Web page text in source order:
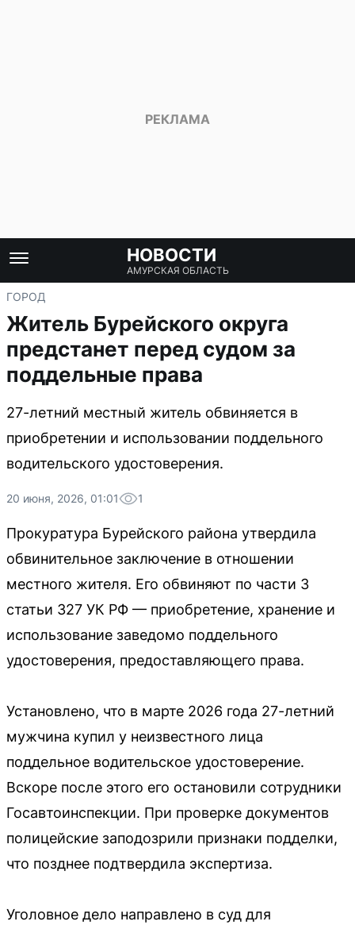
НОВОСТИ
АМУРСКАЯ ОБЛАСТЬ
ГОРОД
Житель Бурейского округа
предстанет перед судом за
поддельные права
27-летний местный житель обвиняется в
приобретении и использовании поддельного
водительского удостоверения.
20 июня, 2026, 01:01 1
Прокуратура Бурейского района утвердила
обвинительное заключение в отношении
местного жителя. Его обвиняют по части 3
статьи 327 УК РФ — приобретение, хранение и
использование заведомо поддельного
удостоверения, предоставляющего права.
Установлено, что в марте 2026 года 27-летний
мужчина купил у неизвестного лица
поддельное водительское удостоверение.
Вскоре после этого его остановили сотрудники
Госавтоинспекции. При проверке документов
полицейские заподозрили признаки подделки,
что позднее подтвердила экспертиза.
Уголовное дело направлено в суд для